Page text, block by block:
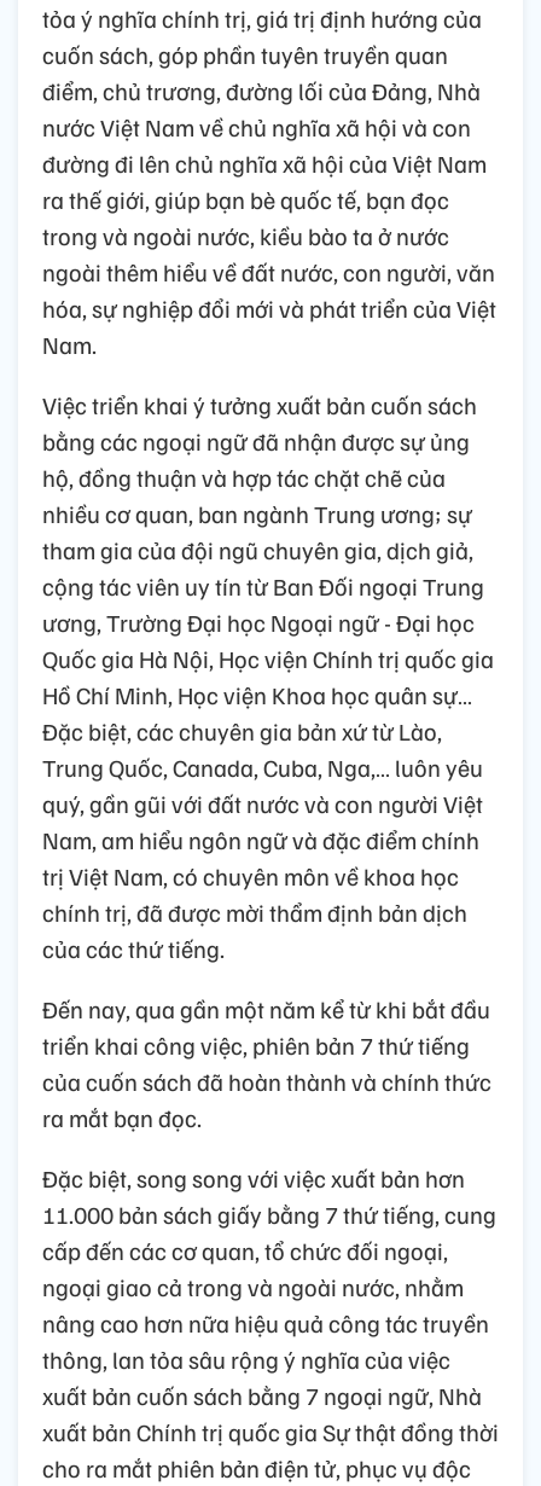
tỏa ý nghĩa chính trị, giá trị định hướng của
cuốn sách, góp phần tuyên truyền quan
điểm, chủ trương, đường lối của Đảng, Nhà
nước Việt Nam về chủ nghĩa xã hội và con
đường đi lên chủ nghĩa xã hội của Việt Nam
ra thế giới, giúp bạn bè quốc tế, bạn đọc
trong và ngoài nước, kiều bào ta ở nước
ngoài thêm hiểu về đất nước, con người, văn
hóa, sự nghiệp đổi mới và phát triển của Việt
Nam.
Việc triển khai ý tưởng xuất bản cuốn sách
bằng các ngoại ngữ đã nhận được sự ủng
hộ, đồng thuận và hợp tác chặt chẽ của
nhiều cơ quan, ban ngành Trung ương; sự
tham gia của đội ngũ chuyên gia, dịch giả,
cộng tác viên uy tín từ Ban Đối ngoại Trung
ương, Trường Đại học Ngoại ngữ - Đại học
Quốc gia Hà Nội, Học viện Chính trị quốc gia
Hồ Chí Minh, Học viện Khoa học quân sự…
Đặc biệt, các chuyên gia bản xứ từ Lào,
Trung Quốc, Canada, Cuba, Nga,… luôn yêu
quý, gần gũi với đất nước và con người Việt
Nam, am hiểu ngôn ngữ và đặc điểm chính
trị Việt Nam, có chuyên môn về khoa học
chính trị, đã được mời thẩm định bản dịch
của các thứ tiếng.
Đến nay, qua gần một năm kể từ khi bắt đầu
triển khai công việc, phiên bản 7 thứ tiếng
của cuốn sách đã hoàn thành và chính thức
ra mắt bạn đọc.
Đặc biệt, song song với việc xuất bản hơn
11.000 bản sách giấy bằng 7 thứ tiếng, cung
cấp đến các cơ quan, tổ chức đối ngoại,
ngoại giao cả trong và ngoài nước, nhằm
nâng cao hơn nữa hiệu quả công tác truyền
thông, lan tỏa sâu rộng ý nghĩa của việc
xuất bản cuốn sách bằng 7 ngoại ngữ, Nhà
xuất bản Chính trị quốc gia Sự thật đồng thời
cho ra mắt phiên bản điện tử, phục vụ độc